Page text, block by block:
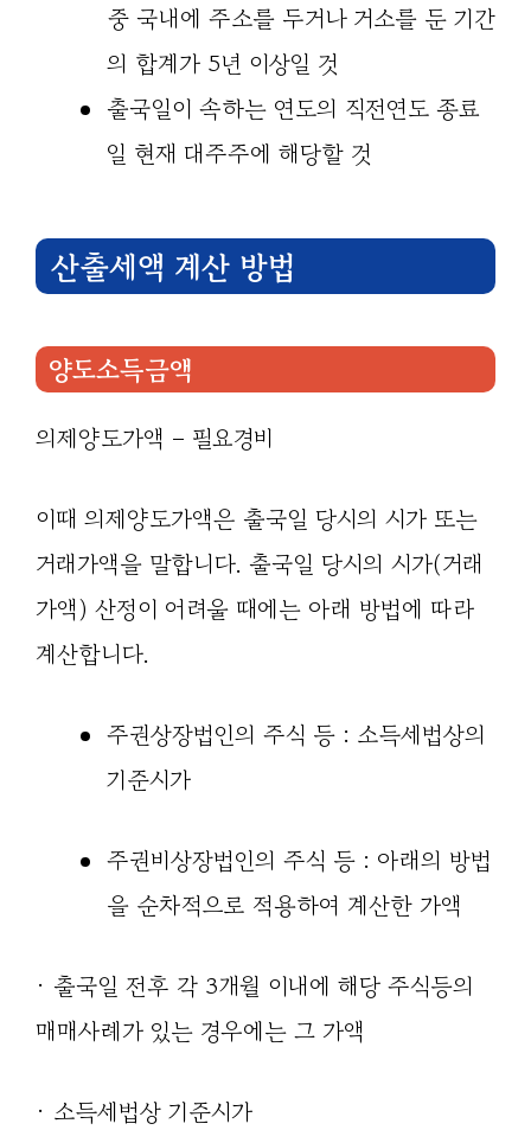
중 국내에 주소를 두거나 거소를 둔 기간
의 합계가 5년 이상일 것
출국일이 속하는 연도의 직전연도 종료
일 현재 대주주에 해당할 것
산출세액 계산 방법
양도소득금액
의제양도가액 – 필요경비
이때 의제양도가액은 출국일 당시의 시가 또는
거래가액을 말합니다. 출국일 당시의 시가(거래
가액) 산정이 어려울 때에는 아래 방법에 따라
계산합니다.
주권상장법인의 주식 등 : 소득세법상의
기준시가
주권비상장법인의 주식 등 : 아래의 방법
을 순차적으로 적용하여 계산한 가액
· 출국일 전후 각 3개월 이내에 해당 주식등의
매매사례가 있는 경우에는 그 가액
· 소득세법상 기준시가